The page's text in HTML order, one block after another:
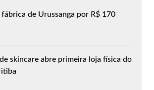
fábrica de Urussanga por R$ 170
skincare abre primeira loja física do